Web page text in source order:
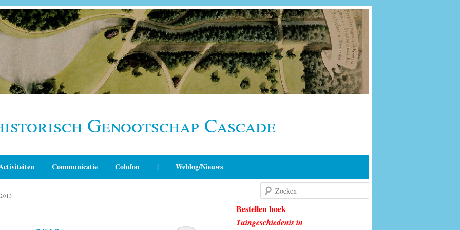
Genootschap Cascade
Communicatie Colofon | Weblog/Nieuws
Bestellen boek
Tuingeschiedenis in